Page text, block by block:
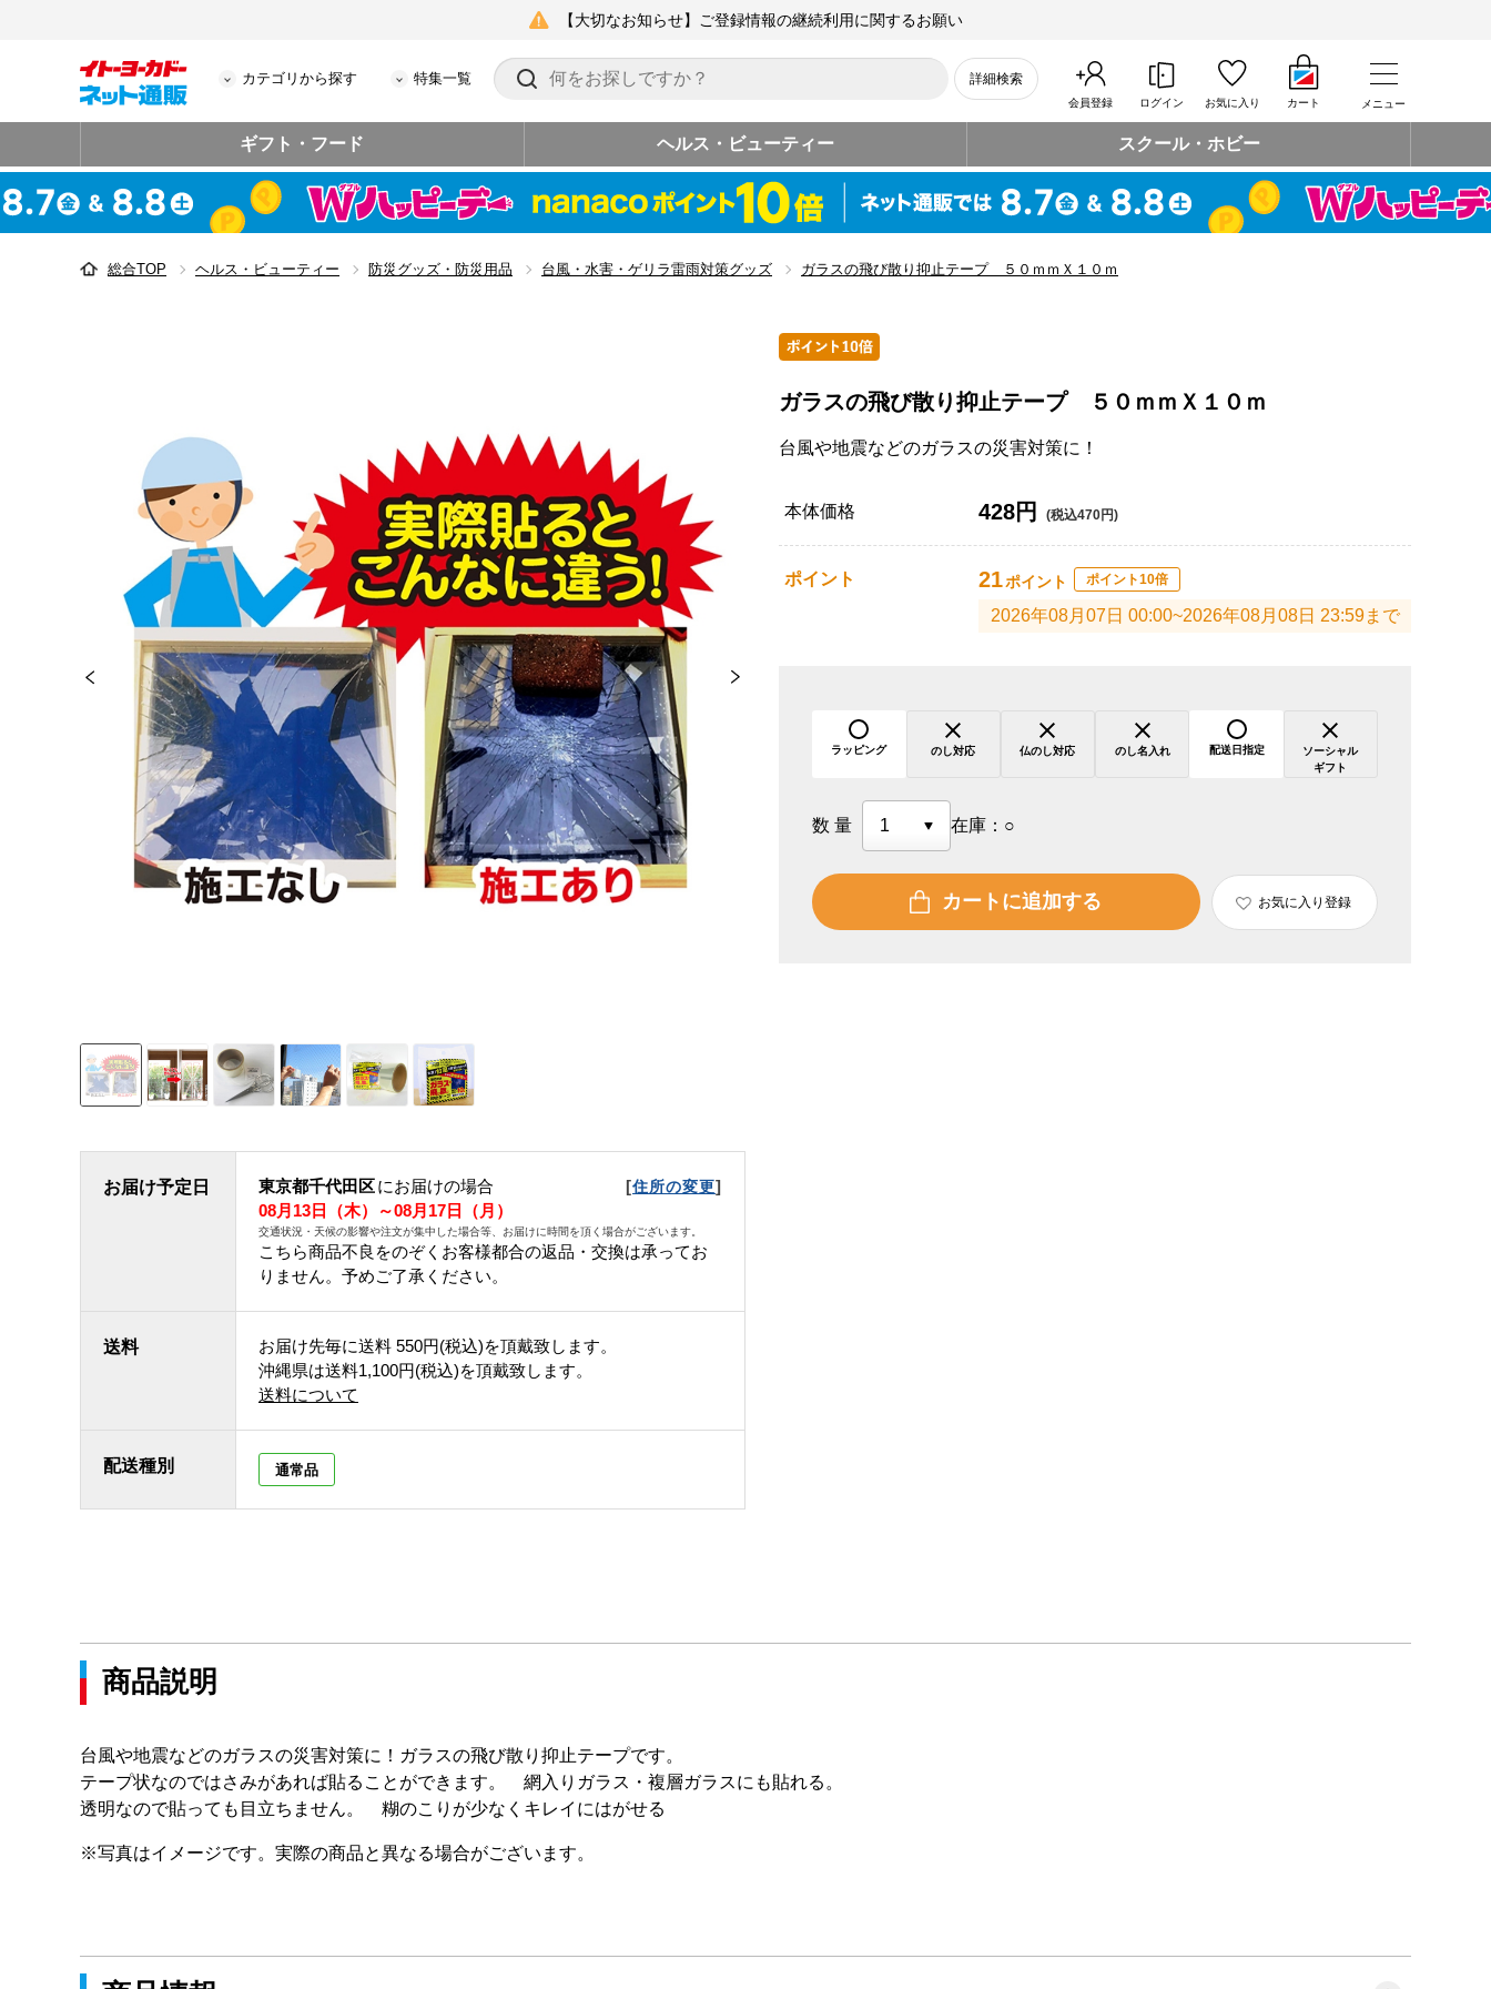
【大切なお知らせ】ご登録情報の継続利用に関するお願い
カテゴリから探す 特集一覧 詳細検索
会員登録 ログイン お気に入り カート メニュー
ギフト・フード ヘルス・ビューティー スクール・ホビー
総合TOP ヘルス・ビューティー 防災グッズ・防災用品 台風・水害・ゲリラ雷雨対策グッズ ガラスの飛び散り抑止テープ ５０ｍｍＸ１０ｍ
お届け予定日 東京都千代田区にお届けの場合 [住所の変更]
08月13日（木）～08月17日（月）
交通状況・天候の影響や注文が集中した場合等、お届けに時間を頂く場合がございます。
こちら商品不良をのぞくお客様都合の返品・交換は承ってお
りません。予めご了承ください。
送料 お届け先毎に送料 550円(税込)を頂戴致します。
沖縄県は送料1,100円(税込)を頂戴致します。
送料について
配送種別 通常品
ガラスの飛び散り抑止テープ ５０ｍｍＸ１０ｍ
台風や地震などのガラスの災害対策に！
本体価格 428円 (税込470円)
ポイント 21ポイント ポイント10倍
2026年08月07日 00:00~2026年08月08日 23:59まで
ラッピング のし対応 仏のし対応 のし名入れ 配送日指定
ソーシャル
ギフト
数量 在庫： ○
カートに追加する お気に入り登録
商品説明
台風や地震などのガラスの災害対策に！ガラスの飛び散り抑止テープです。
テープ状なのではさみがあれば貼ることができます。 網入りガラス・複層ガラスにも貼れる。
透明なので貼っても目立ちません。 糊のこりが少なくキレイにはがせる
※写真はイメージです。実際の商品と異なる場合がございます。